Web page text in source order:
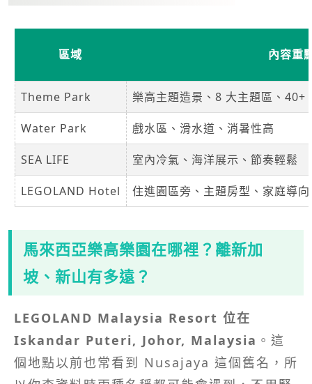
區域 內容重
Theme Park 樂高主題造景、8 大主題區、
Water Park 戲水區、滑水道、消暑性高
SEA LIFE 室內冷氣、海洋展示、節奏輕鬆
LEGOLAND Hotel 住進園區旁、主題房型、家庭導向
馬來西亞樂高樂園在哪裡？離新加
坡、新山有多遠？
LEGOLAND Malaysia Resort 位在
Iskandar Puteri, Johor, Malaysia 。這
個地點以前也常看到 Nusajaya 這個舊名，所